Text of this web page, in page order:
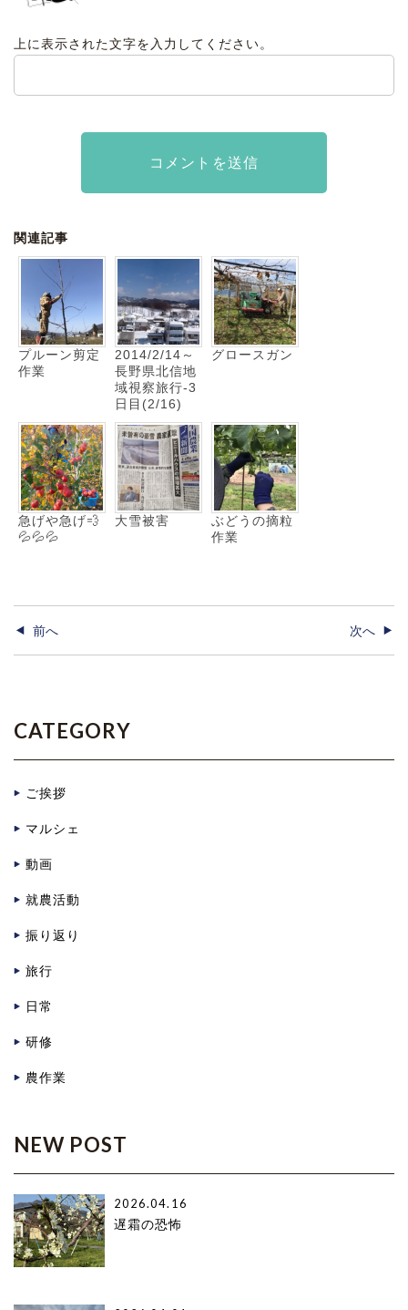
上に表示された文字を入力してください。
関連記事
プルーン剪定
作業
2014/2/14～
長野県北信地
域視察旅行-3
日目(2/16)
グロースガン
急げや急げ💨
💦💦💦
大雪被害
ぶどうの摘粒
作業
前へ 次へ
CATEGORY
ご挨拶
マルシェ
動画
就農活動
振り返り
旅行
日常
研修
農作業
NEW POST
2026.04.16
遅霜の恐怖